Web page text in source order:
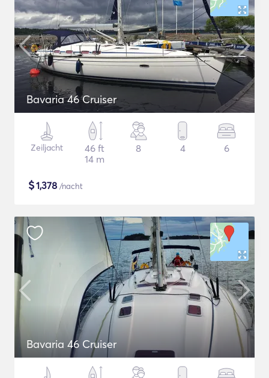
Bavaria 46 Cruiser
Zeiljacht
46 ft
14 m
8 4 6
$1,378 /nacht
Bavaria 46 Cruiser